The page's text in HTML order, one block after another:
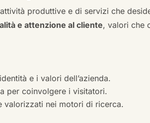
produttive e di servizi che
e attenzione al cliente, valori che
e i valori dell’azienda.
per coinvolgere i visitatori.
valorizzati nei motori di ricerca.